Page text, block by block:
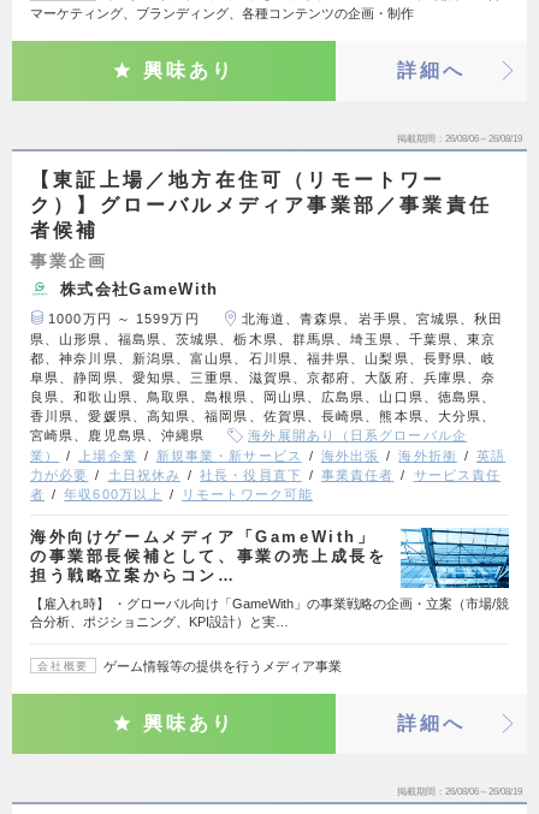
マーケティング、ブランディング、各種コンテンツの企画・制作
興味あり 詳細へ
掲載期間 26/08/06～26/08/19
【東証上場／地方在住可（リモートワー
ク）】グローバルメディア事業部／事業責任
者候補
事業企画
株式会社GameWith
1000万円 ～ 1599万円
北海道、青森県、岩手県、宮城県、秋田
県、山形県、福島県、茨城県、栃木県、群馬県、埼玉県、千葉県、東京
都、神奈川県、新潟県、富山県、石川県、福井県、山梨県、長野県、岐
阜県、静岡県、愛知県、三重県、滋賀県、京都府、大阪府、兵庫県、奈
良県、和歌山県、鳥取県、島根県、岡山県、広島県、山口県、徳島県、
香川県、愛媛県、高知県、福岡県、佐賀県、長崎県、熊本県、大分県、
宮崎県、鹿児島県、沖縄県
海外展開あり（日系グローバル企
業）
上場企業 新規事業・新サービス 海外出張 海外折衝
英語
力が必要
土日祝休み 社長・役員直下 事業責任者
サービス責任
者
年収600万以上 リモートワーク可能
海外向けゲームメディア「GameWith」
の事業部長候補として、事業の売上成長を
担う戦略立案からコン…
【雇入れ時】 ・グローバル向け「GameWith」の事業戦略の企画・立案（市場/競
合分析、ポジショニング、KPI設計）と実…
会社概要 ゲーム情報等の提供を行うメディア事業
興味あり 詳細へ
掲載期間 26/08/06～26/08/19